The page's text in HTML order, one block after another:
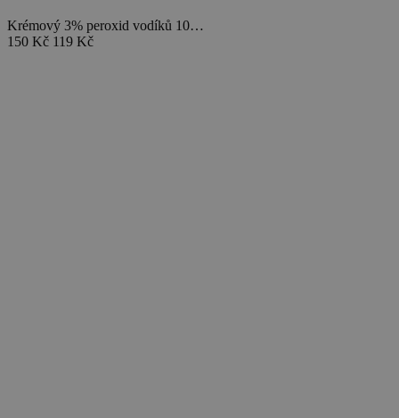
Krémový 3% peroxid vodíků 10…
150 Kč 119 Kč